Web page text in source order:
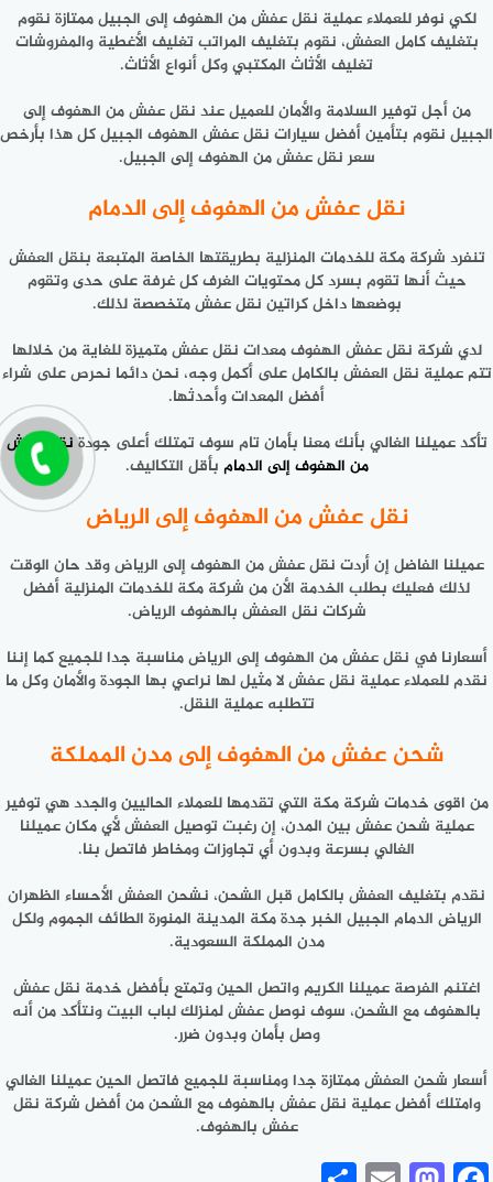
لكي نوفر للعملاء عملية نقل عفش من الهفوف إلى الجبيل ممتازة نقوم
بتغليف كامل العفش، نقوم بتغليف المراتب تغليف الأغطية والمفروشات
تغليف الأثاث المكتبي وكل أنواع الأثاث.
من أجل توفير السلامة والأمان للعميل عند نقل عفش من الهفوف إلى
الجبيل نقوم بتأمين أفضل سيارات نقل عفش الهفوف الجبيل كل هذا بأرخص
سعر نقل عفش من الهفوف إلى الجبيل.
نقل عفش من الهفوف إلى الدمام
تنفرد شركة مكة للخدمات المنزلية بطريقتها الخاصة المتبعة بنقل العفش
حيث أنها تقوم بسرد كل محتويات الغرف كل غرفة على حدى وتقوم
بوضعها داخل كراتين نقل عفش متخصصة لذلك.
لدي شركة نقل عفش الهفوف معدات نقل عفش متميزة للغاية من خلالها
تتم عملية نقل العفش بالكامل على أكمل وجه، نحن دائما نحرص على شراء
أفضل المعدات وأحدثها.
تأكد عميلنا الغالي بأنك معنا بأمان تام سوف تمتلك أعلى جودةنقل عفش
من الهفوف إلى الدمام بأقل التكاليف.
نقل عفش من الهفوف إلى الرياض
عميلنا الفاضل إن أردت نقل عفش من الهفوف إلى الرياض وقد حان الوقت
لذلك فعليك بطلب الخدمة الأن من شركة مكة للخدمات المنزلية أفضل
شركات نقل العفش بالهفوف الرياض.
أسعارنا في نقل عفش من الهفوف إلى الرياض مناسبة جدا للجميع كما إننا
نقدم للعملاء عملية نقل عفش لا مثيل لها نراعي بها الجودة والأمان وكل ما
تتطلبه عملية النقل.
شحن عفش من الهفوف إلى مدن المملكة
من اقوى خدمات شركة مكة التي تقدمها للعملاء الحاليين والجدد هي توفير
عملية شحن عفش بين المدن، إن رغبت توصيل العفش لأي مكان عميلنا
الغالي بسرعة وبدون أي تجاوزات ومخاطر فاتصل بنا.
نقدم بتغليف العفش بالكامل قبل الشحن، نشحن العفش الأحساء الظهران
الرياض الدمام الجبيل الخبر جدة مكة المدينة المنورة الطائف الجموم ولكل
مدن المملكة السعودية.
اغتنم الفرصة عميلنا الكريم واتصل الحين وتمتع بأفضل خدمة نقل عفش
بالهفوف مع الشحن، سوف نوصل عفش لمنزلك لباب البيت ونتأكد من أنه
وصل بأمان وبدون ضرر.
أسعار شحن العفش ممتازة جدا ومناسبة للجميع فاتصل الحين عميلنا الغالي
وامتلك أفضل عملية نقل عفش بالهفوف مع الشحن من أفضل شركة نقل
عفش بالهفوف.